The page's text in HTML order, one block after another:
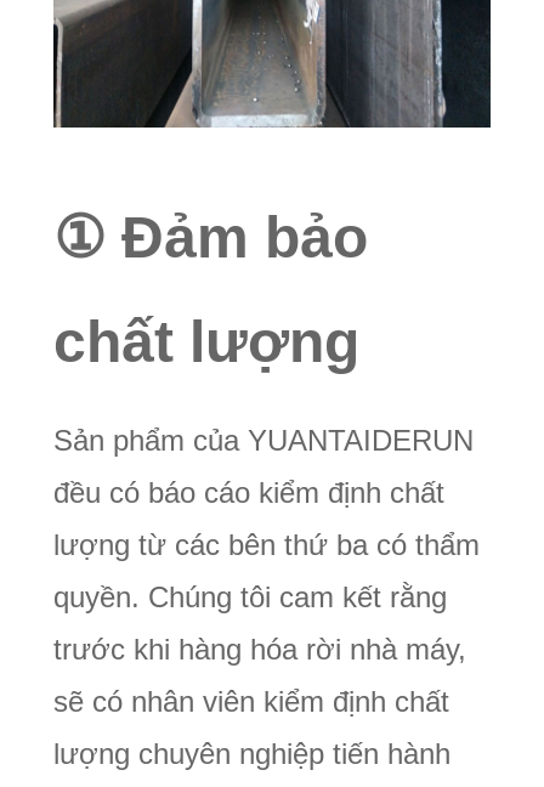
① Đảm bảo
chất lượng
Sản phẩm của YUANTAIDERUN
đều có báo cáo kiểm định chất
lượng từ các bên thứ ba có thẩm
quyền. Chúng tôi cam kết rằng
trước khi hàng hóa rời nhà máy,
sẽ có nhân viên kiểm định chất
lượng chuyên nghiệp tiến hành